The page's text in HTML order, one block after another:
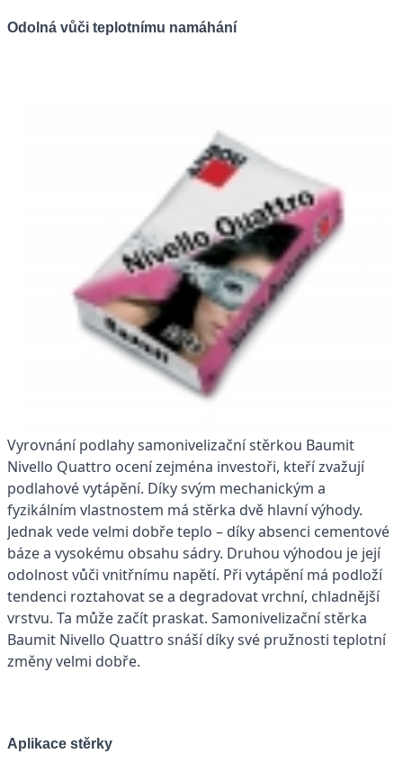
Odolná vůči teplotnímu namáhání
Vyrovnání podlahy samonivelizační stěrkou Baumit
Nivello Quattro ocení zejména investoři, kteří zvažují
podlahové vytápění. Díky svým mechanickým a
fyzikálním vlastnostem má stěrka dvě hlavní výhody.
Jednak vede velmi dobře teplo – díky absenci cementové
báze a vysokému obsahu sádry. Druhou výhodou je její
odolnost vůči vnitřnímu napětí. Při vytápění má podloží
tendenci roztahovat se a degradovat vrchní, chladnější
vrstvu. Ta může začít praskat. Samonivelizační stěrka
Baumit Nivello Quattro snáší díky své pružnosti teplotní
změny velmi dobře.
Aplikace stěrky